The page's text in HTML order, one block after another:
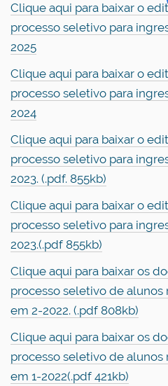
Clique aqui para baixar o
processo seletivo para
2025
Clique aqui para baixar o
processo seletivo para
2024
Clique aqui para baixar o
processo seletivo para
2023. (.pdf. 855kb)
Clique aqui para baixar o
processo seletivo para
2023.(.pdf 855kb)
Clique aqui para baixar os
processo seletivo de alunos
em 2-2022. (.pdf 808kb)
Clique aqui para baixar os
processo seletivo de alunos
em 1-2022(.pdf 421kb)